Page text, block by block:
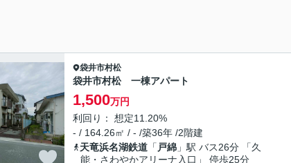
袋井市村松
袋井市村松 一棟アパート
1,500万円
利回り： 想定11.20%
- / 164.26㎡ / - /築36年 /2階建
天竜浜名湖鉄道 「 戸綿 」駅 バス26分 「久
能・さわやかアリーナ入口」 停歩25分